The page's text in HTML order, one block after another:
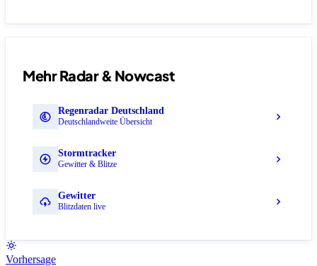
Mehr Radar & Nowcast
Regenradar Deutschland
Deutschlandweite Übersicht
Stormtracker
Gewitter & Blitze
Gewitter
Blitzdaten live
Vorhersage